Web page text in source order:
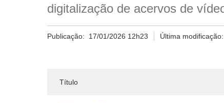
digitalização de acervos de
Publicação: 17/01/2026 12h23 Última modificação:
Título